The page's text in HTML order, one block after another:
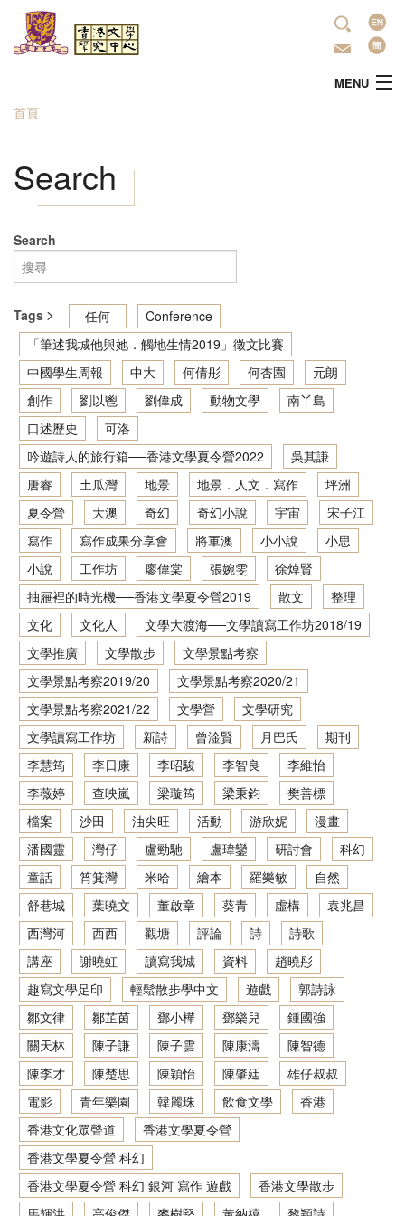
移至主內容
語
言
MENU
中心簡介
學術研究
文學推廣
出版
香港文學資料庫
相關連結
您在這裡
首頁
Search
Search
Tags - 任何 -
Conference
「筆述我城他與她．觸地生情2019」徵文比賽
中國學生周報
中大 何倩彤 何杏園
元朗
創作
劉以鬯 劉偉成 動物文學
南丫島
口述歷史
可洛
吟遊詩人的旅行箱──香港文學夏令營2022
吳其謙
唐睿
土瓜灣 地景 地景．人文．寫作
坪洲
夏令營
大澳 奇幻 奇幻小說 宇宙
宋子江
寫作
寫作成果分享會 將軍澳 小小說
小思
小說
工作坊 廖偉棠 張婉雯
徐焯賢
抽屜裡的時光機──香港文學夏令營2019
散文
整理
文化
文化人
文學大渡海──文學讀寫工作坊2018/19
文學推廣
文學散步
文學景點考察
文學景點考察2019/20
文學景點考察2020/21
文學景點考察2021/22
文學營
文學研究
文學讀寫工作坊
新詩 曾淦賢 月巴氏
期刊
李慧筠
李日康 李昭駿 李智良
李維怡
李薇婷
查映嵐 梁璇筠 梁秉鈞
樊善標
檔案
沙田 油尖旺 活動 游欣妮
漫畫
潘國靈
灣仔 盧勁馳 盧瑋鑾 研討會
科幻
童話
筲箕灣 米哈 繪本 羅樂敏
自然
舒巷城
葉曉文 董啟章 葵青 虛構
袁兆昌
西灣河
西西 觀塘 評論 詩
詩歌
講座
謝曉虹 讀寫我城 資料
趙曉彤
趣寫文學足印
輕鬆散步學中文 遊戲
郭詩詠
鄒文律
鄒芷茵 鄧小樺 鄧樂兒
鍾國強
關天林
陳子謙 陳子雲 陳康濤
陳智德
陳李才
陳楚思 陳穎怡 陳肇廷
雄仔叔叔
電影
青年樂園 韓麗珠 飲食文學
香港
香港文化眾聲道
香港文學夏令營
香港文學夏令營 科幻
香港文學夏令營 科幻 銀河 寫作 遊戲
香港文學散步